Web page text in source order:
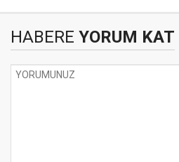
HABERE YORUM KAT